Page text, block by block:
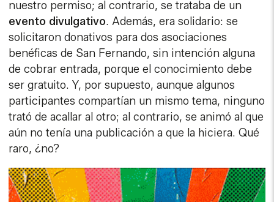
nuestro permiso; al contrario, se trataba de un
evento divulgativo. Además, era solidario: se
solicitaron donativos para dos asociaciones
benéficas de San Fernando, sin intención alguna
de cobrar entrada, porque el conocimiento debe
ser gratuito. Y, por supuesto, aunque algunos
participantes compartían un mismo tema, ninguno
trató de acallar al otro; al contrario, se animó al que
aún no tenía una publicación a que la hiciera. Qué
raro, ¿no?